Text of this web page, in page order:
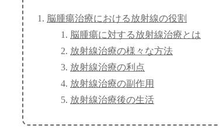
脳腫瘍治療における放射線の役割
脳腫瘍に対する放射線治療とは
放射線治療の様々な方法
放射線治療の利点
放射線治療の副作用
放射線治療後の生活